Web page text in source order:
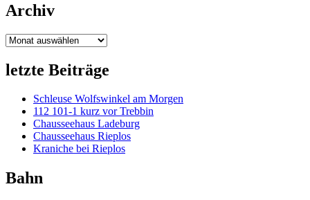
Archiv
Archiv
letzte Beiträge
Schleuse Wolfswinkel am Morgen
112 101-1 kurz vor Trebbin
Chausseehaus Ladeburg
Chausseehaus Rieplos
Kraniche bei Rieplos
Bahn